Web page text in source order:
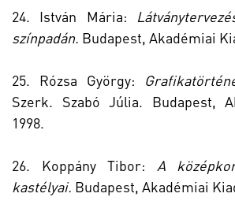
24. István Mária:
színpadán. Budapest, Akadémiai
25. Rózsa György:
Szerk. Szabó Júlia. Budapest,
1998.
26. Koppány Tibor: A
kastélyai. Budapest, Akadémiai